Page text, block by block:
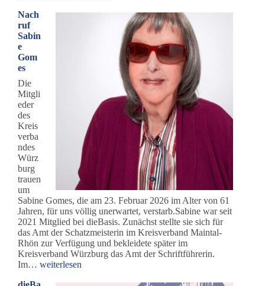
Nach
ruf
Sabin
e
Gom
es
Die
Mitgli
eder
des
Kreis
verba
ndes
Würz
burg
trauen
um
Sabine Gomes, die am 23. Februar 2026 im Alter von 61
Jahren, für uns völlig unerwartet, verstarb.Sabine war seit
2021 Mitglied bei dieBasis. Zunächst stellte sie sich für
das Amt der Schatzmeisterin im Kreisverband Maintal-
Rhön zur Verfügung und bekleidete später im
Kreisverband Würzburg das Amt der Schriftführerin.
Im…Nachruf
weiterlesen